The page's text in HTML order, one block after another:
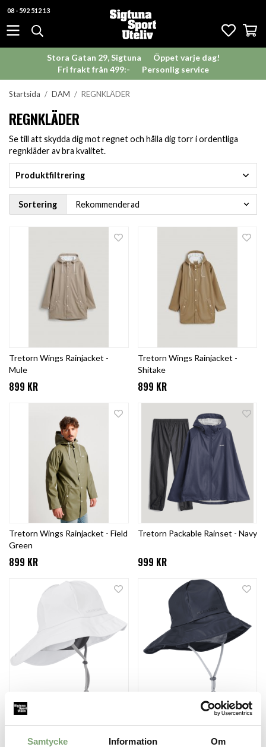
Samtycke Information Om
08 - 592 512 13
Stora Gatan 29, Sigtuna
Öppet varje dag!
Fri frakt från 499:-
Personlig service
Startsida / DAM / REGNKLÄDER
REGNKLÄDER
Se till att skydda dig mot regnet och hålla dig torr i ordentliga
regnkläder av bra kvalitet.
Produktfiltrering
Sortering
Tretorn Wings Rainjacket -
Mule
899 KR
Tretorn Wings Rainjacket -
Shitake
899 KR
Tretorn Wings Rainjacket - Field
Green
899 KR
Tretorn Packable Rainset - Navy
999 KR
Didriksons Southwest Hat -
279 KR
Didriksons Southwest Hat -
279 KR